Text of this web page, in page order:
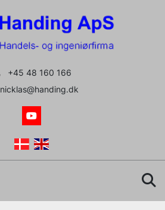
+45 48 160 166
nicklas@handing.dk
youtube